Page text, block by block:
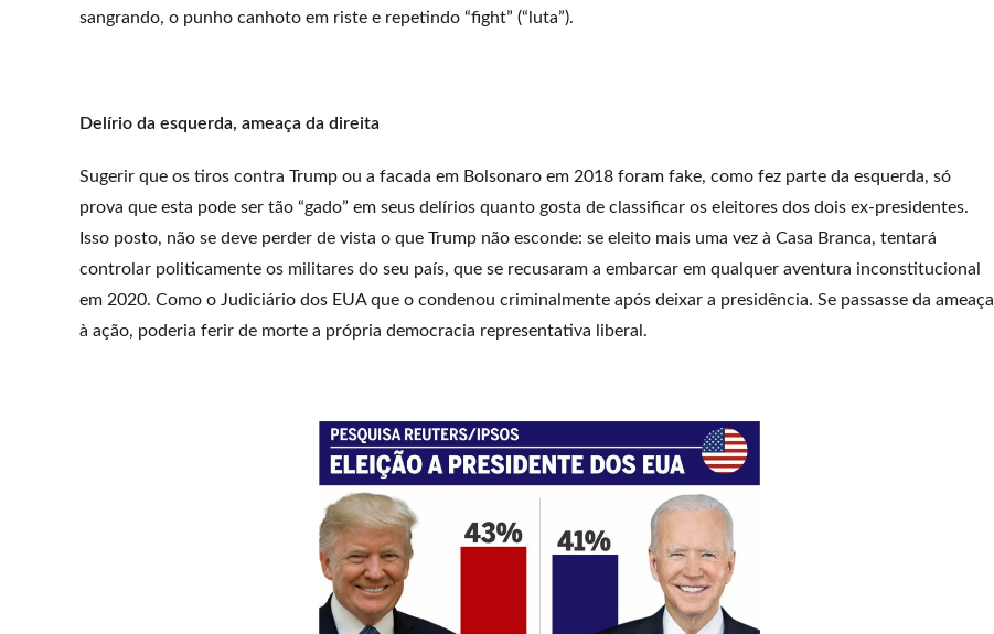
sangrando, o punho canhoto em riste e repetindo “fight” (“luta”).
Delírio da esquerda, ameaça da direita
Sugerir que os tiros contra Trump ou a facada em Bolsonaro em 2018 foram fake, como fez parte da esquerda, só
prova que esta pode ser tão “gado” em seus delírios quanto gosta de classificar os eleitores dos dois ex-presidentes.
Isso posto, não se deve perder de vista o que Trump não esconde: se eleito mais uma vez à Casa Branca, tentará
controlar politicamente os militares do seu país, que se recusaram a embarcar em qualquer aventura inconstitucional
em 2020. Como o Judiciário dos EUA que o condenou criminalmente após deixar a presidência. Se passasse da ameaça
à ação, poderia ferir de morte a própria democracia representativa liberal.